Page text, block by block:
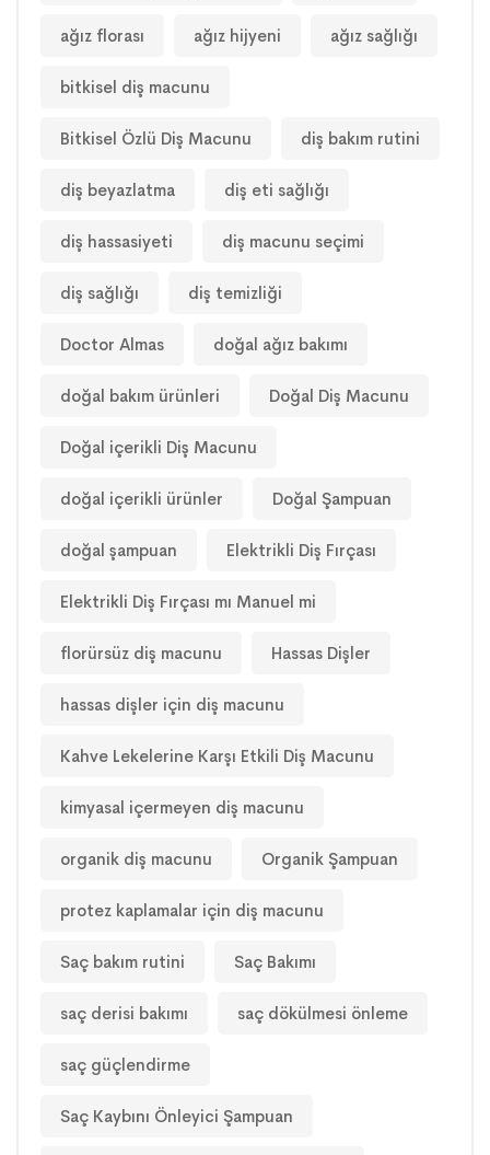
ağız florası ağız hijyeni ağız sağlığı
bitkisel diş macunu
Bitkisel Özlü Diş Macunu diş bakım rutini
diş beyazlatma diş eti sağlığı
diş hassasiyeti diş macunu seçimi
diş sağlığı diş temizliği
Doctor Almas doğal ağız bakımı
doğal bakım ürünleri Doğal Diş Macunu
Doğal içerikli Diş Macunu
doğal içerikli ürünler Doğal Şampuan
doğal şampuan Elektrikli Diş Fırçası
Elektrikli Diş Fırçası mı Manuel mi
florürsüz diş macunu Hassas Dişler
hassas dişler için diş macunu
Kahve Lekelerine Karşı Etkili Diş Macunu
kimyasal içermeyen diş macunu
organik diş macunu Organik Şampuan
protez kaplamalar için diş macunu
Saç bakım rutini Saç Bakımı
saç derisi bakımı saç dökülmesi önleme
saç güçlendirme
Saç Kaybını Önleyici Şampuan